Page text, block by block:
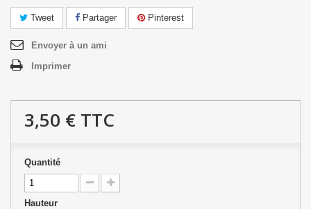
Tweet Partager Pinterest
Envoyer à un ami
Imprimer
3,50 € TTC
Quantité
Hauteur